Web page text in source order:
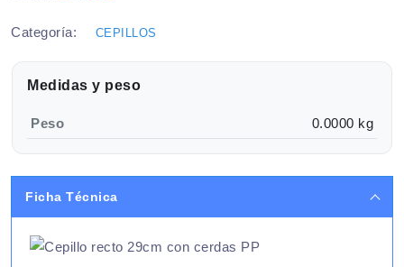
Categoría: CEPILLOS
Medidas y peso
Peso 0.0000 kg
Ficha Técnica